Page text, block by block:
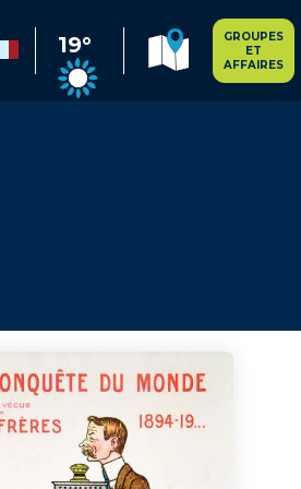
19°
GROUPES
ET
AFFAIRES